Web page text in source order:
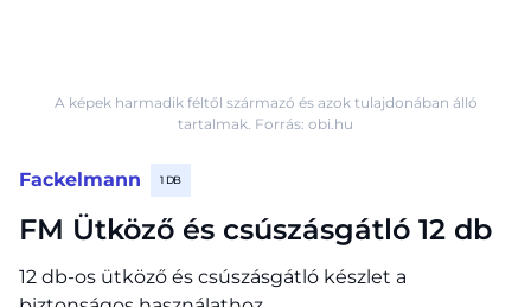
Fackelmann 1 DB
FM Ütköző és csúszásgátló 12 db
12 db-os ütköző és csúszásgátló készlet a
A képek harmadik féltől származó és azok tulajdonában álló
tartalmak. Forrás: obi.hu